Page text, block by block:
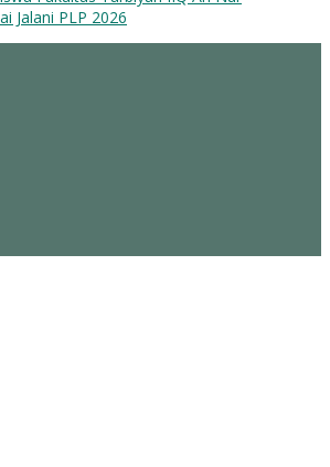
Jalani PLP 2026